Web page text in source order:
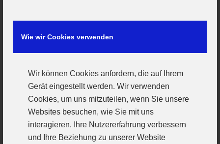
Wie wir Cookies verwenden
Wir können Cookies anfordern, die auf Ihrem
Gerät eingestellt werden. Wir verwenden
Cookies, um uns mitzuteilen, wenn Sie unsere
Websites besuchen, wie Sie mit uns
interagieren, Ihre Nutzererfahrung verbessern
und Ihre Beziehung zu unserer Website
Kampf aus der Bayernliga ab, so dass Kilian eine
neue Herausforderung suchte. Dabei war es nicht
sein Ziel A-Jugendbundesliga zu spielen, sondern
sich weiter im harten Männerhandball zu etablieren
und weiterzuentwickeln.